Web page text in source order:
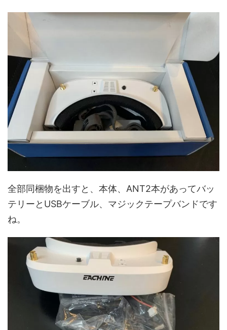
全部同梱物を出すと、本体、ANT2本があってバッ
テリーとUSBケーブル、マジックテープバンドです
ね。